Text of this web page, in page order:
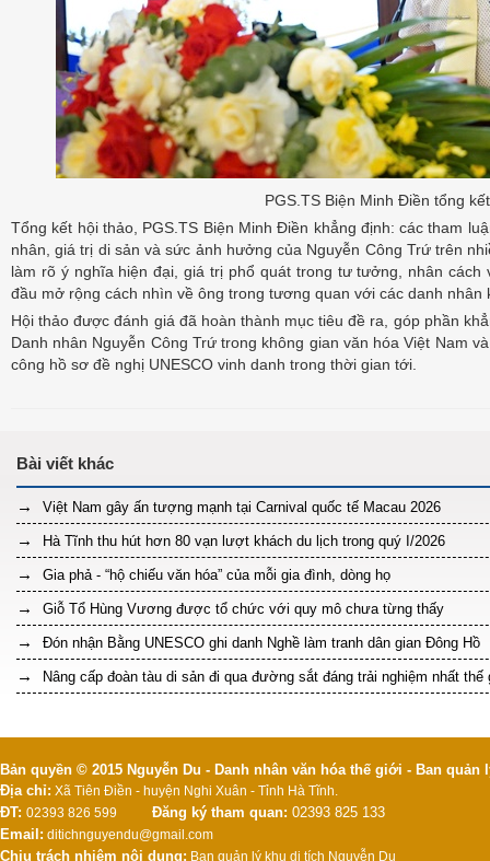
PGS.TS Biện Minh Điền tổng
Tổng kết hội thảo, PGS.TS Biện Minh Điền khẳng định: các tham
nhân, giá trị di sản và sức ảnh hưởng của Nguyễn Công Trứ trên
làm rõ ý nghĩa hiện đại, giá trị phổ quát trong tư tưởng, nhân
đầu mở rộng cách nhìn về ông trong tương quan với các danh nhân
Hội thảo được đánh giá đã hoàn thành mục tiêu đề ra, góp phần
Danh nhân Nguyễn Công Trứ trong không gian văn hóa Việt Nam
công hồ sơ đề nghị UNESCO vinh danh trong thời gian tới.
Việt Nam gây ấn tượng mạnh tại Carnival quốc tế Macau 2026
Hà Tĩnh thu hút hơn 80 vạn lượt khách du lịch trong quý I/2026
Gia phả - “hộ chiếu văn hóa” của mỗi gia đình, dòng họ
Giỗ Tổ Hùng Vương được tổ chức với quy mô chưa từng thấy
Đón nhận Bằng UNESCO ghi danh Nghề làm tranh dân gian Đông Hồ
Nâng cấp đoàn tàu di sản đi qua đường sắt đáng trải nghiệm nhất thế
Bản quyền © 2015 Nguyễn Du - Danh nhân văn hóa thế giới - Ban
Địa chỉ: Xã Tiên Điền - huyện Nghi Xuân - Tỉnh Hà Tĩnh.
ĐT: 02393 826 599 Đăng ký tham quan: 02393 825 133
Email: ditichnguyendu@gmail.com
Chịu trách nhiệm nội dung: Ban quản lý khu di tích Nguyễn Du